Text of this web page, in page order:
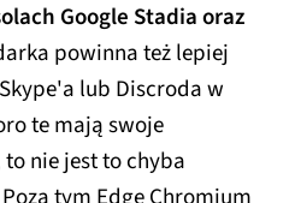
Google Stadia oraz
powinna też lepiej
lub Discroda w
te mają swoje
nie jest to chyba